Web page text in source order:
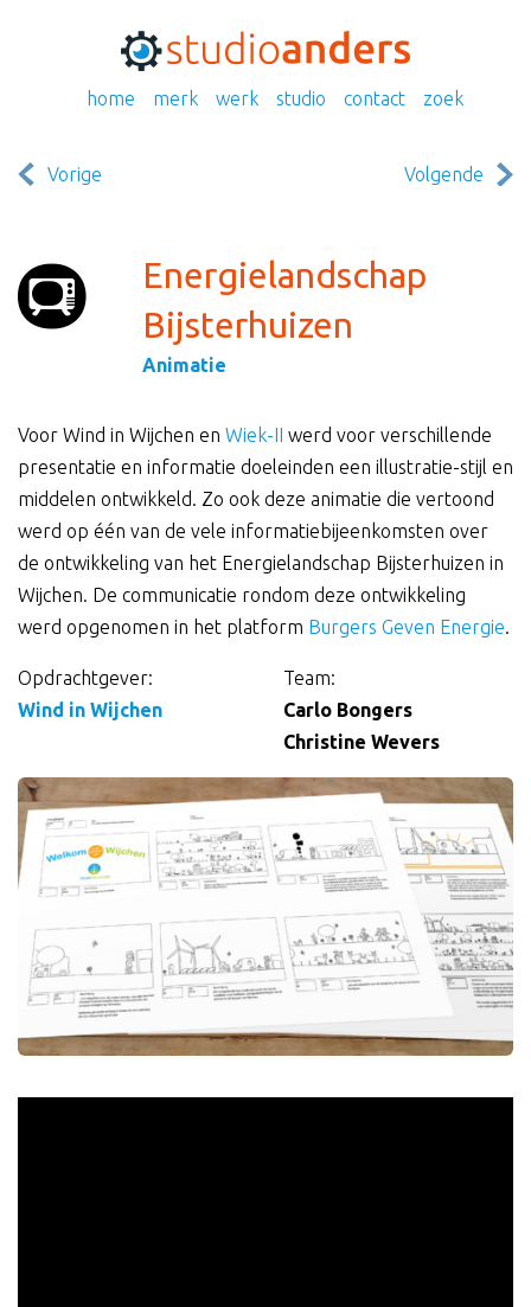
home merk werk studio contact zoek
Vorige Volgende
Energielandschap
Bijsterhuizen
Animatie
Voor Wind in Wijchen en Wiek-II werd voor verschillende
presentatie en informatie doeleinden een illustratie-stijl en
middelen ontwikkeld. Zo ook deze animatie die vertoond
werd op één van de vele informatiebijeenkomsten over
de ontwikkeling van het Energielandschap Bijsterhuizen in
Wijchen. De communicatie rondom deze ontwikkeling
werd opgenomen in het platform Burgers Geven Energie.
Gegevens
de
opdracht
Opdrachtgever:
Wind in Wijchen
Team:
Carlo Bongers
Christine Wevers